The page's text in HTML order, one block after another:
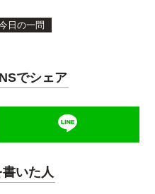
日の一問
でシェア
いた人